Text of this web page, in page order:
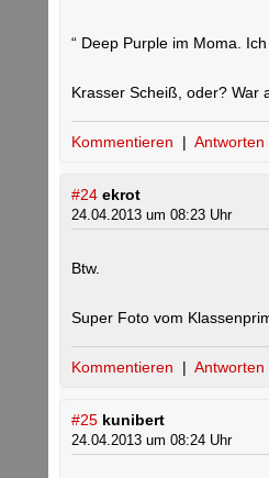
“ Deep Purple im Moma.
Krasser Scheiß, oder? War
Kommentieren | Antworten
#24 ekrot
24.04.2013 um 08:23 Uhr
Btw.
Super Foto vom
Kommentieren | Antworten
#25 kunibert
24.04.2013 um 08:24 Uhr